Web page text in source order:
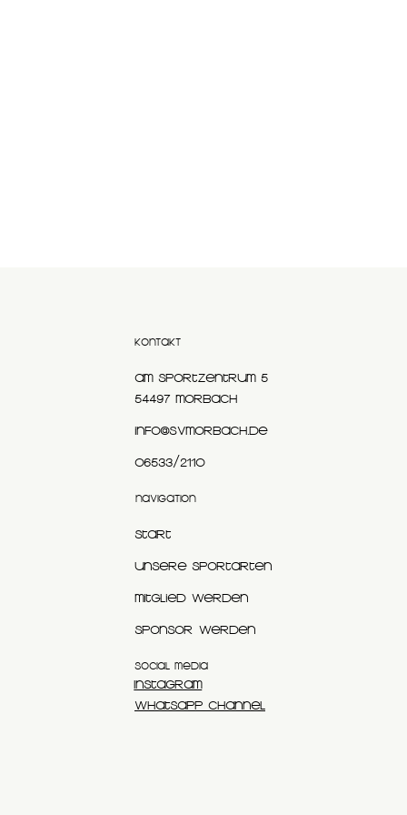
KONTAKT
Am Sportzentrum 5
54497 Morbach
info@svmorbach.de
06533/2110
NAVIGATION
Start
Unsere Sportarten
Mitglied werden
Sponsor werden
SOCIAL MEDIA
Instagram
WhatsApp Channel